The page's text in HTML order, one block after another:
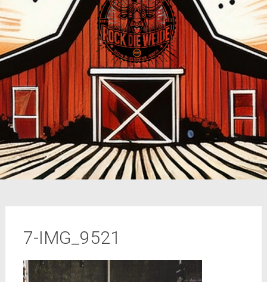
7-IMG_9521